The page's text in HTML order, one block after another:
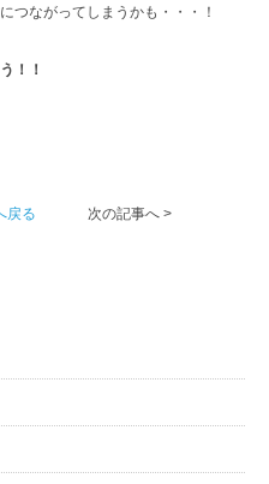
つながってしまうかも・・・！
！！
戻る 次の記事へ >